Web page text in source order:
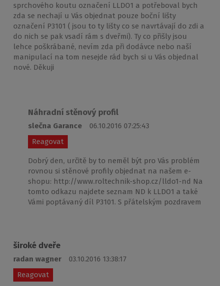
sprchového koutu označení LLDO1 a potřeboval bych
zda se nechají u Vás objednat pouze boční lišty
označení P3101 ( jsou to ty lišty co se navrtávají do zdi a
do nich se pak vsadí rám s dveřmi). Ty co přišly jsou
lehce poškrábané, nevím zda při dodávce nebo naší
manipulací na tom nesejde rád bych si u Vás objednal
nové. Děkuji
Náhradní stěnový profil
slečna Garance
06.10.2016 07:25:43
Reagovat
Dobrý den, určitě by to neměl být pro Vás problém
rovnou si stěnové profily objednat na našem e-
shopu: http://www.roltechnik-shop.cz/lldo1-nd Na
tomto odkazu najdete seznam ND k LLDO1 a také
Vámi poptávaný díl P3101. S přátelským pozdravem
široké dveře
radan wagner
03.10.2016 13:38:17
Reagovat